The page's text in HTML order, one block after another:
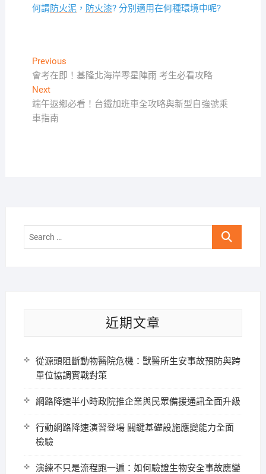
何謂防火泥， 防火漆? 分別適用在何種環境中呢?
文
章
導
覽
PreviousPrevious
post:
會考在即！基隆北海岸零星陣雨 考生必看攻略
NextNext
post:
端午返鄉必看！台鐵加班車全攻略與新型自強號乘
車指南
Search
近期文章
從源頭阻斷動物醫院危機：獸醫所生安事故預防與跨
單位協調實戰對策
網路降速半小時政院推企業與民眾備援通訊全面升級
行動網路降速演習登場 關鍵基礎設施應變能力全面
檢驗
演練不只是流程跑一遍：如何驗證生物安全事故應變